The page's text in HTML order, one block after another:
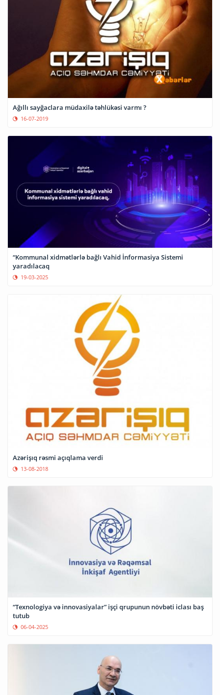
Ağıllı sayğaclara müdaxilə təhlükəsi varmı ?
16-07-2019
“Kommunal xidmətlərlə bağlı Vahid İnformasiya Sistemi
yaradılacaq
19-03-2025
Azərişıq rəsmi açıqlama verdi
13-08-2018
“Texnologiya və innovasiyalar” işçi qrupunun növbəti iclası baş
tutub
06-04-2025